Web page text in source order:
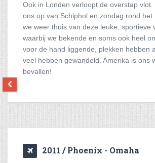
Ook in Londen verloopt de overstap vlot.
ons op van Schiphol en zondag rond het
we weer thuis van deze leuke, sportieve
waarbij we bekende en soms ook heel
voor de hand liggende, plekken hebben
veel hebben gewandeld. Amerika is ons
bevallen!
2011 / Phoenix - Omaha